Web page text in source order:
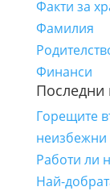
Факти за
Фамилия
Финанси
Последни
Горещите
неизбежни
Работи ли
Най-